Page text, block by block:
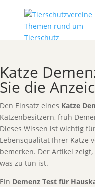
Katze
Sie die
Den Einsatz eines Katze
Katzenbesitzern, früh
Dieses Wissen ist wichtig
Lebensqualität Ihrer Katze
bemerken. Der Artikel zeigt,
was zu tun ist.
Ein Demenz Test für